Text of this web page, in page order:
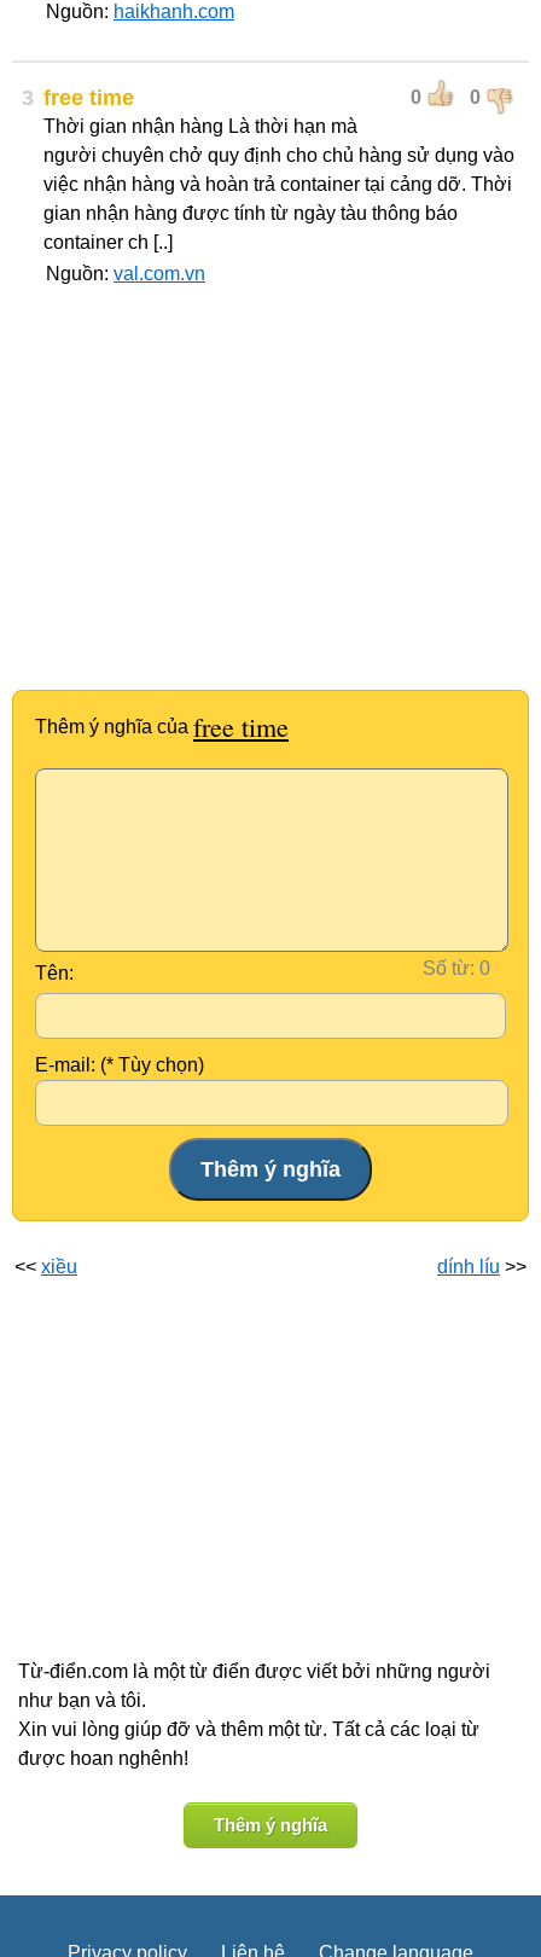
Nguồn: haikhanh.com
3 0 0
free time
Thời gian nhận hàng Là thời hạn mà
người chuyên chở quy định cho chủ hàng sử dụng vào
việc nhận hàng và hoàn trả container tại cảng dỡ. Thời
gian nhận hàng được tính từ ngày tàu thông báo
container ch [..]
Nguồn: val.com.vn
Thêm ý nghĩa của free time
Số từ:
Tên:
E-mail: (* Tùy chọn)
<< xiều dính líu >>
Từ-điển.com là một từ điển được viết bởi những người
như bạn và tôi.
Xin vui lòng giúp đỡ và thêm một từ. Tất cả các loại từ
được hoan nghênh!
Thêm ý nghĩa
Privacy policy Liên hệ Change language